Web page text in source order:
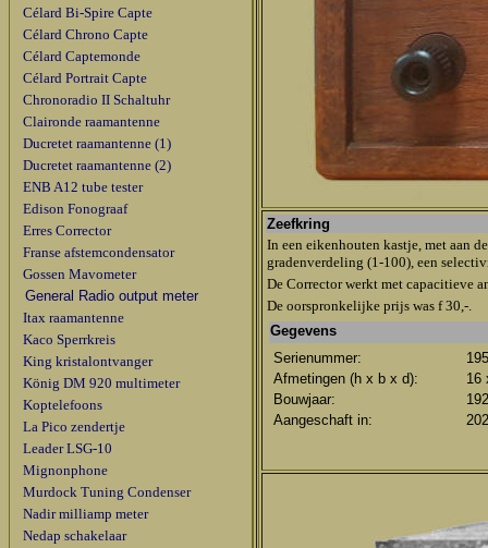
Célard Bi-Spire Capte
Célard Chrono Capte
Célard Captemonde
Célard Portrait Capte
Chronoradio II Schaltuhr
Claironde raamantenne
Ducretet raamantenne (1)
Ducretet raamantenne (2)
ENB A12 tube tester
Edison Fonograaf
Erres Corrector
Franse afstemcondensator
Gossen Mavometer
General Radio output meter
Itax raamantenne
Kaco Sperrkreis
King kristalontvanger
König DM 920 multimeter
Koptelefoons
La Pico zendertje
Leader LSG-10
Mignonphone
Murdock Tuning Condenser
Nadir milliamp meter
Nedap schakelaar
Zeefkring
In een eikenhouten kastje, met aan
gradenverdeling (1-100), een
De Corrector werkt met capacitieve
De oorspronkelijke prijs was f 30,-.
Gegevens
Serienummer:
195
Afmetingen (h x b x d):
16
Bouwjaar:
Aangeschaft in: